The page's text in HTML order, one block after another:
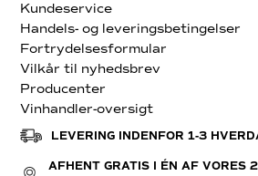
Kundeservice
Handels- og leveringsbetingelser
Fortrydelsesformular
Vilkår til nyhedsbrev
Producenter
Vinhandler-oversigt
LEVERING INDENFOR 1-3
AFHENT GRATIS I ÉN AF VORES